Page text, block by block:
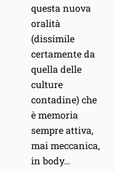
questa nuova
oralità
(dissimile
certamente da
quella delle
culture
contadine) che
è memoria
sempre attiva,
mai meccanica,
in body…